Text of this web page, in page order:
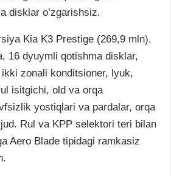
disklar o’zgarishsiz.
Kia K3 Prestige (269,9 mln).
16 dyuymli qotishma disklar,
zonali konditsioner, lyuk,
isitgichi, old va orqa
yostiqlari va pardalar, orqa
Rul va KPP selektori teri bilan
Aero Blade tipidagi ramkasiz